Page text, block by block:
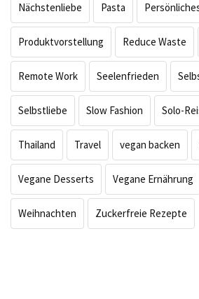
Nächstenliebe Pasta
Produktvorstellung Reduce Waste
Remote Work Seelenfrieden
Selbstliebe Slow Fashion Solo-
Thailand Travel vegan backen
Vegane Desserts Vegane Ernährung
Weihnachten Zuckerfreie Rezepte